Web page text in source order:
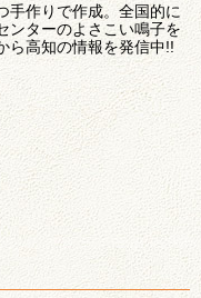
手作りで作成。全国的に
ンターのよさこい鳴子を
ら高知の情報を発信中!!